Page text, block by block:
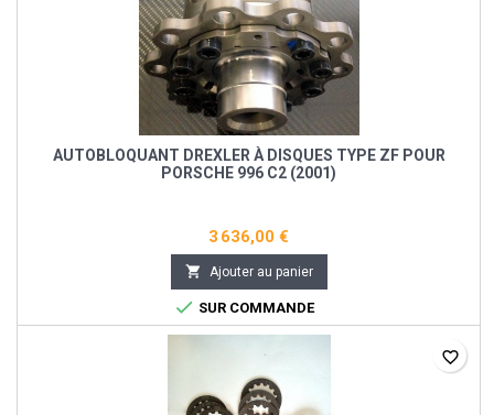
AUTOBLOQUANT DREXLER À DISQUES TYPE ZF POUR
PORSCHE 996 C2 (2001)
3 636,00 €
 Ajouter au panier
 SUR COMMANDE
favorite_border